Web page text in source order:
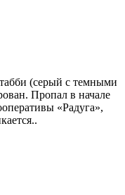
(серый с темными
Пропал в начале
«Радуга»,